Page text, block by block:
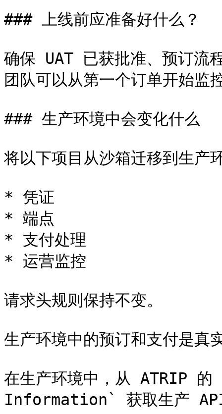
### 上线前应准备好什么？
确保 UAT 已获批准、预订流
团队可以从第一个订单开始监
### 生产环境中会变化什么
将以下项目从沙箱迁移到生产
* 凭证
* 端点
* 支付处理
* 运营监控
请求头规则保持不变。
生产环境中的预订和支付是真
在生产环境中，从 ATRIP
Information` 获取生产